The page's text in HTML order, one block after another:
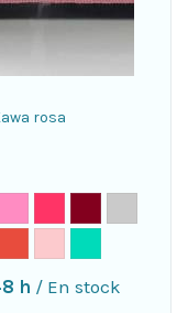
rosa
h / En stock